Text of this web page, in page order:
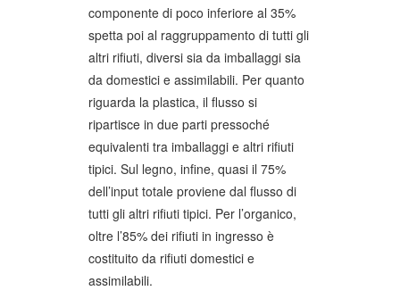
componente di poco inferiore al 35%
spetta poi al raggruppamento di tutti gli
altri rifiuti, diversi sia da imballaggi sia
da domestici e assimilabili. Per quanto
riguarda la plastica, il flusso si
ripartisce in due parti pressoché
equivalenti tra imballaggi e altri rifiuti
tipici. Sul legno, infine, quasi il 75%
dell’input totale proviene dal flusso di
tutti gli altri rifiuti tipici. Per l’organico,
oltre l’85% dei rifiuti in ingresso è
costituito da rifiuti domestici e
assimilabili.